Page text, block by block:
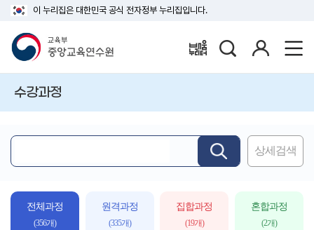
이 누리집은 대한민국 공식 전자정부 누리집입니다.
배움누리터
수강과정
심
상세검색
전체과정
(356개)
원격과정
(335개)
집합과정
(19개)
혼합과정
(2개)